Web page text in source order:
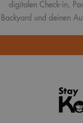
digitalen Check-in,
Backyard und deinen